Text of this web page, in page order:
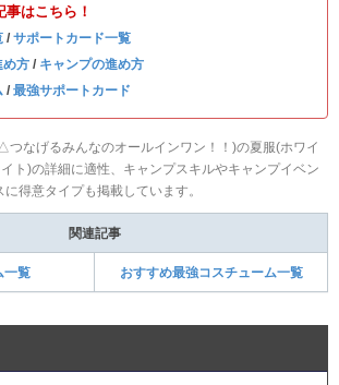
はこちら！
/ サポートカード一覧
め方 / キャンプの進め方
/ 最強サポートカード
なげるみんなのオールインワン！！)の夏服(ホワイ
ト)の詳細に適性、キャンプスキルやキャンプイベン
得意タイプも掲載しています。
関連記事
一覧 おすすめ最強コスチューム一覧